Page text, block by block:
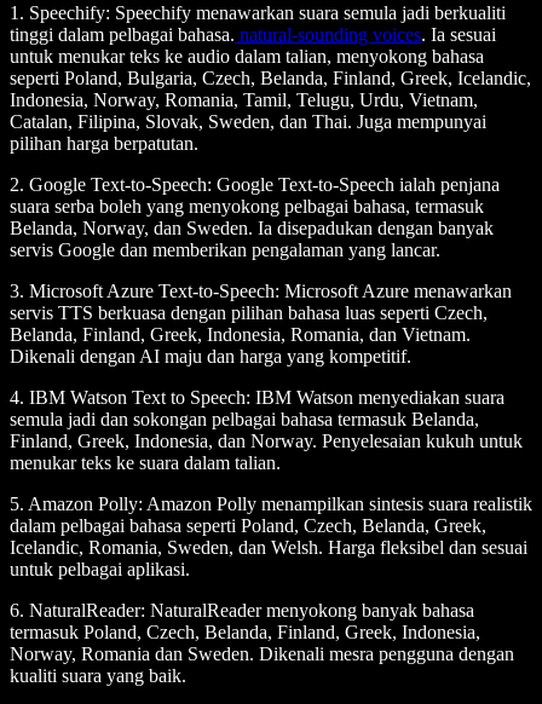
1. Speechify: Speechify menawarkan suara semula jadi berkualiti
tinggi dalam pelbagai bahasa. natural-sounding voices. Ia sesuai
untuk menukar teks ke audio dalam talian, menyokong bahasa
seperti Poland, Bulgaria, Czech, Belanda, Finland, Greek, Icelandic,
Indonesia, Norway, Romania, Tamil, Telugu, Urdu, Vietnam,
Catalan, Filipina, Slovak, Sweden, dan Thai. Juga mempunyai
pilihan harga berpatutan.
2. Google Text-to-Speech: Google Text-to-Speech ialah penjana
suara serba boleh yang menyokong pelbagai bahasa, termasuk
Belanda, Norway, dan Sweden. Ia disepadukan dengan banyak
servis Google dan memberikan pengalaman yang lancar.
3. Microsoft Azure Text-to-Speech: Microsoft Azure menawarkan
servis TTS berkuasa dengan pilihan bahasa luas seperti Czech,
Belanda, Finland, Greek, Indonesia, Romania, dan Vietnam.
Dikenali dengan AI maju dan harga yang kompetitif.
4. IBM Watson Text to Speech: IBM Watson menyediakan suara
semula jadi dan sokongan pelbagai bahasa termasuk Belanda,
Finland, Greek, Indonesia, dan Norway. Penyelesaian kukuh untuk
menukar teks ke suara dalam talian.
5. Amazon Polly: Amazon Polly menampilkan sintesis suara realistik
dalam pelbagai bahasa seperti Poland, Czech, Belanda, Greek,
Icelandic, Romania, Sweden, dan Welsh. Harga fleksibel dan sesuai
untuk pelbagai aplikasi.
6. NaturalReader: NaturalReader menyokong banyak bahasa
termasuk Poland, Czech, Belanda, Finland, Greek, Indonesia,
Norway, Romania dan Sweden. Dikenali mesra pengguna dengan
kualiti suara yang baik.